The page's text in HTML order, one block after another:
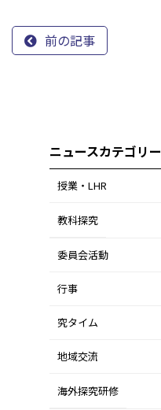
前の記事
ニュースカテゴリー
授業・LHR
教科探究
スポーツ探究
課題研究
自然探究
数学探究
社会探究
委員会活動
行事
究タイム
地域交流
海外探究研修